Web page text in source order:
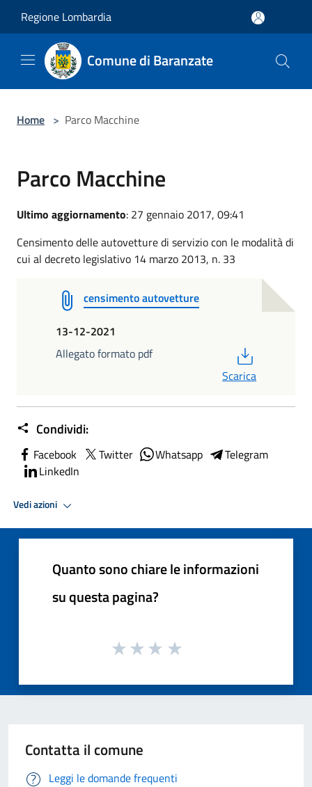
Regione Lombardia
Comune di Baranzate
Home > Parco Macchine
Parco Macchine
Ultimo aggiornamento: 27 gennaio 2017, 09:41
Censimento delle autovetture di servizio con le modalità di
cui al decreto legislativo 14 marzo 2013, n. 33
censimento autovetture
13-12-2021
Allegato formato pdf
Scarica
Condividi:
Facebook Twitter Whatsapp
Telegram
LinkedIn
Vedi azioni
Quanto sono chiare le informazioni
su questa pagina?
Contatta il comune
Leggi le domande frequenti